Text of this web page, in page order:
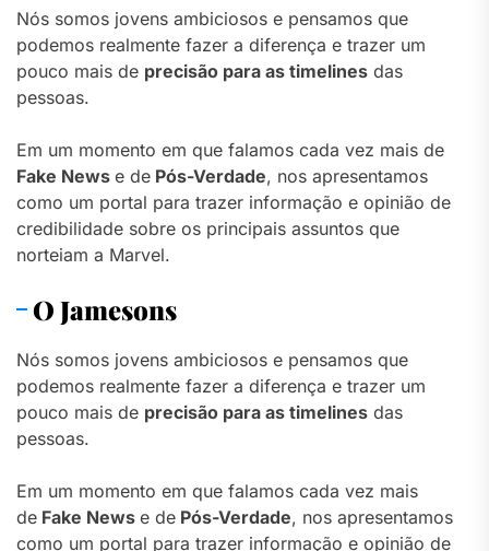
Nós somos jovens ambiciosos e pensamos que
podemos realmente fazer a diferença e trazer um
pouco mais de precisão para as timelines das
pessoas.
Em um momento em que falamos cada vez mais de
Fake News e de Pós-Verdade, nos apresentamos
como um portal para trazer informação e opinião de
credibilidade sobre os principais assuntos que
norteiam a Marvel.
O Jamesons
Nós somos jovens ambiciosos e pensamos que
podemos realmente fazer a diferença e trazer um
pouco mais de precisão para as timelines das
pessoas.
Em um momento em que falamos cada vez mais
de Fake News e de Pós-Verdade, nos apresentamos
como um portal para trazer informação e opinião de